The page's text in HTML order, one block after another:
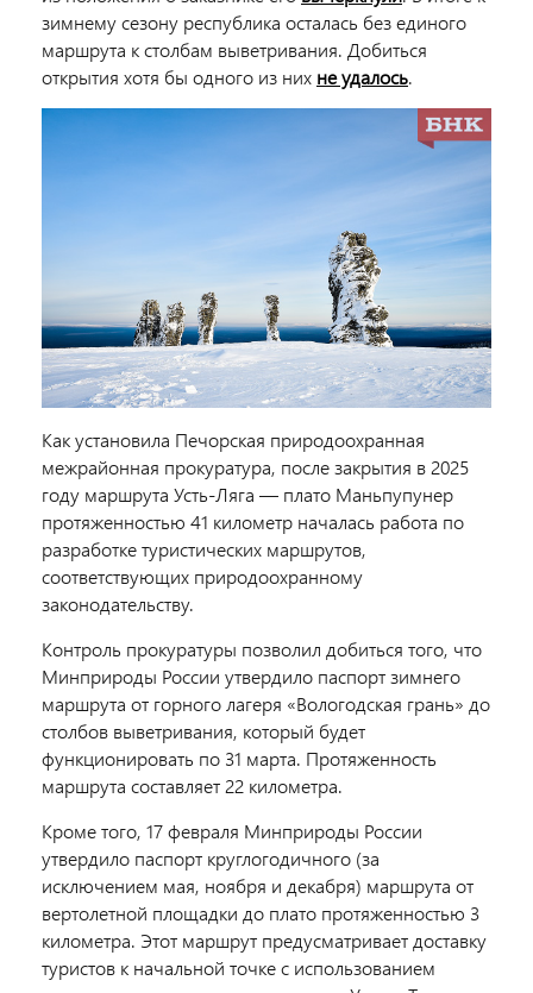
зимнему сезону республика осталась без единого
маршрута к столбам выветривания. Добиться
открытия хотя бы одного из них не удалось.
Как установила Печорская природоохранная
межрайонная прокуратура, после закрытия в 2025
году маршрута Усть-Ляга — плато Маньпупунер
протяженностью 41 километр началась работа по
разработке туристических маршрутов,
соответствующих природоохранному
законодательству.
Контроль прокуратуры позволил добиться того, что
Минприроды России утвердило паспорт зимнего
маршрута от горного лагеря «Вологодская грань» до
столбов выветривания, который будет
функционировать по 31 марта. Протяженность
маршрута составляет 22 километра.
Кроме того, 17 февраля Минприроды России
утвердило паспорт круглогодичного (за
исключением мая, ноября и декабря) маршрута от
вертолетной площадки до плато протяженностью 3
километра. Этот маршрут предусматривает доставку
туристов к начальной точке с использованием